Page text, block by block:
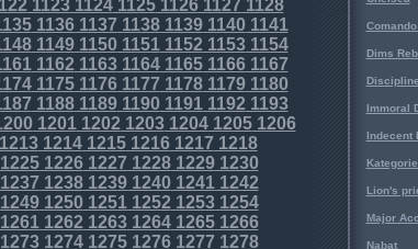
11231124112511261127 1128
11361137 1138113911401141
1149115011511152 11531154
1162 11631164116511661167
117511761177 117811791180
11881189119011911192 1193
12011202 1203120412051206
12131214121512161217 1218
12261227 122812291230
12381239124012411242
125012511252 12531254
1262 1263126412651266
12731274127512761277 1278
Dims
Immoral
Indecent
Lion's
Major
Nabat